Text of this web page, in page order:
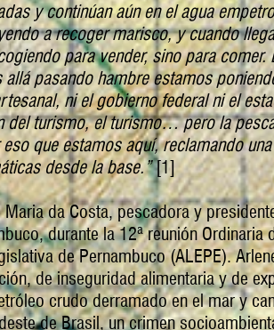
y continúan aún en el agua
a recoger marisco, y cuando
para vender, sino para
pasando hambre estamos
ni el gobierno federal ni el
del turismo, el turismo… pero la
que estamos aquí, reclamando
desde la base.”[1]
da Costa, pescadora y
durante la 12ª reunión
de Pernambuco (ALEPE).
de inseguridad alimentaria y de
crudo derramado en el mar y
de Brasil, un crimen